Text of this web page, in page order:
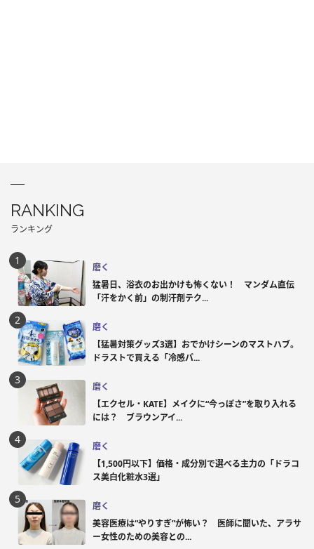
RANKING
ランキング
磨く
猛暑日、浴衣のお出かけも怖くない！ マンダム直伝
「汗をかく前」の制汗剤テク...
磨く
【猛暑対策グッズ3選】おでかけシーンのマストハブ。
ドラストで買える「冷感パ...
磨く
【エクセル・KATE】メイクに“今っぽさ”を取り入れる
には？ ブラウンアイ...
磨く
【1,500円以下】価格・成分別で選べる主力の「ドラコ
ス美白化粧水3選」
磨く
美容医療は“やりすぎ”が怖い？ 医師に聞いた、アラサ
ー女性のための美容との...